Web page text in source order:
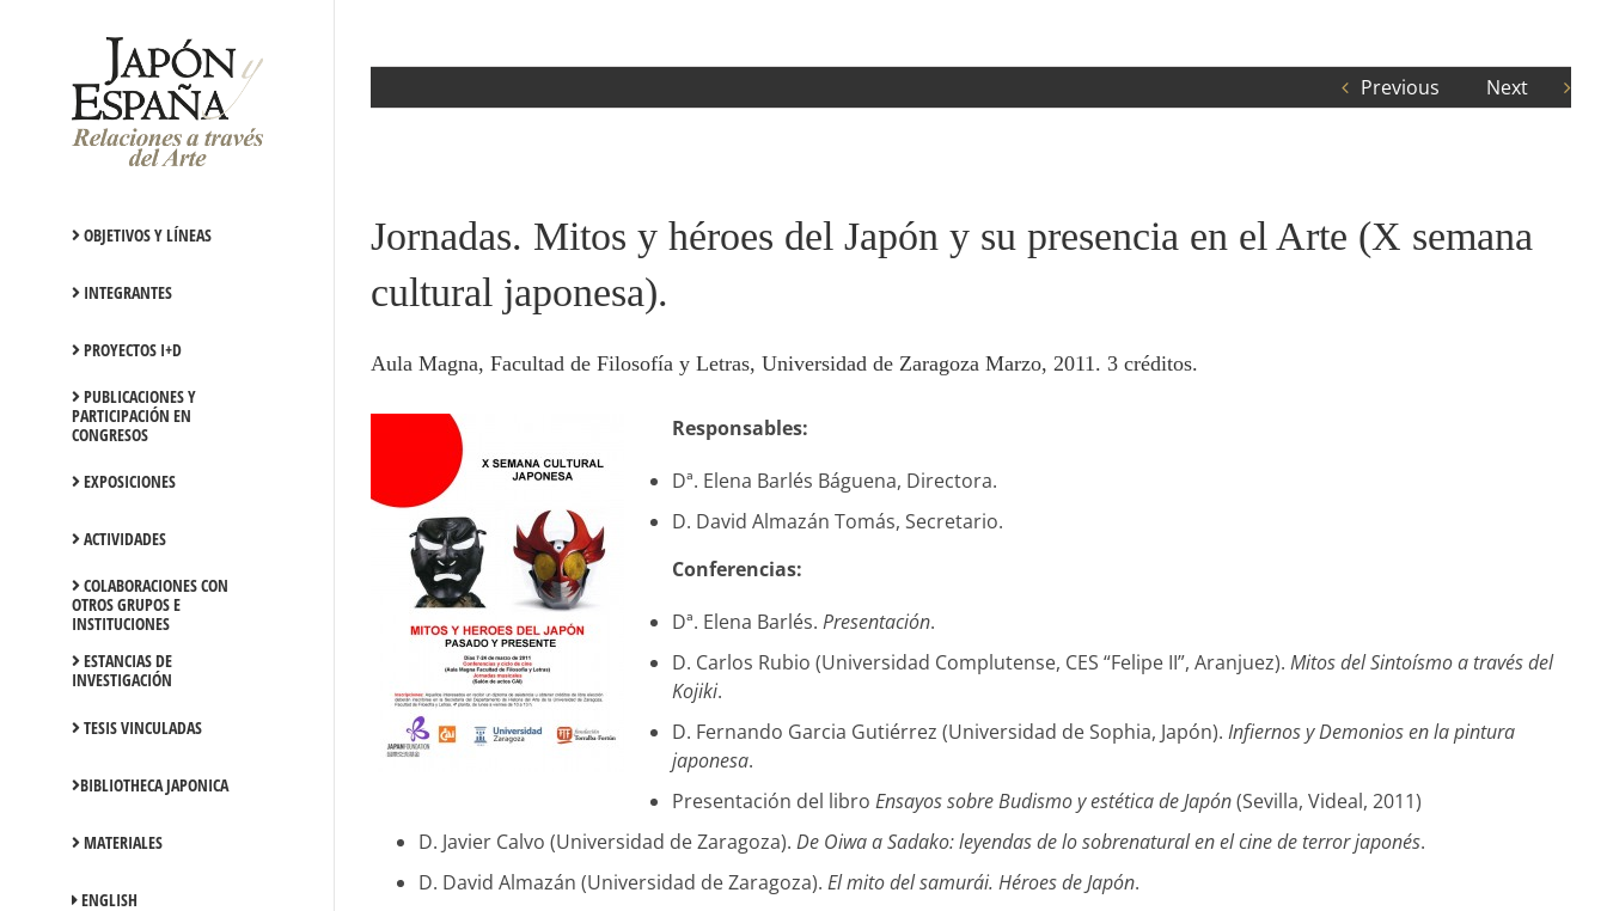
OBJETIVOS Y LÍNEAS
INTEGRANTES
PROYECTOS I+D
PUBLICACIONES Y
PARTICIPACIÓN EN
CONGRESOS
EXPOSICIONES
ACTIVIDADES
COLABORACIONES CON
OTROS GRUPOS E
INSTITUCIONES
ESTANCIAS DE
INVESTIGACIÓN
TESIS VINCULADAS
BIBLIOTHECA JAPONICA
MATERIALES
ENGLISH
Previous Next
Jornadas. Mitos y héroes del Japón y su presencia en el Arte (X semana
cultural japonesa).
Aula Magna, Facultad de Filosofía y Letras, Universidad de Zaragoza Marzo, 2011. 3 créditos.
Responsables:
Dª. Elena Barlés Báguena, Directora.
D. David Almazán Tomás, Secretario.
Conferencias:
Dª. Elena Barlés. Presentación.
D. Carlos Rubio (Universidad Complutense, CES “Felipe II”, Aranjuez). Mitos del Sintoísmo a través del
Kojiki.
D. Fernando Garcia Gutiérrez (Universidad de Sophia, Japón). Infiernos y Demonios en la pintura
japonesa.
Presentación del libro Ensayos sobre Budismo y estética de Japón(Sevilla, Videal, 2011)
D. Javier Calvo (Universidad de Zaragoza). De Oiwa a Sadako: leyendas de lo sobrenatural en el cine de terror japonés.
D. David Almazán (Universidad de Zaragoza). El mito del samurái. Héroes de Japón.